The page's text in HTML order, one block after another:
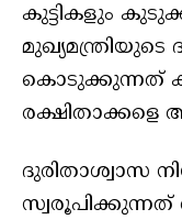
കുട്ടികളും
മുഖ്യമന്ത്രിയുടെ
കൊടുക്കുന്നത്
രക്ഷിതാക്കളെ
ദുരിതാശ്വാസ